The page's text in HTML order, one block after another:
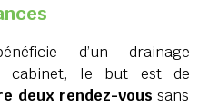
d’un drainage
cabinet, le but est de
deux rendez-vous sans